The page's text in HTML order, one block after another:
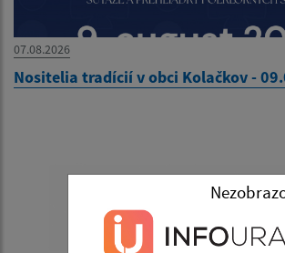
07.08.2026
Nositelia tradícií v obci Kolačkov -